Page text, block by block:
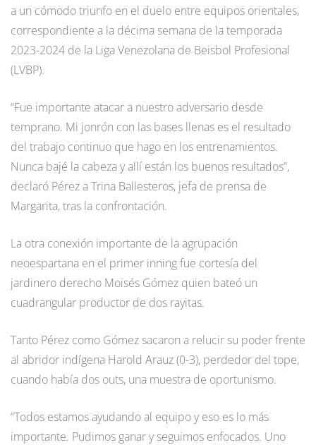
a un cómodo triunfo en el duelo entre equipos orientales,
correspondiente a la décima semana de la temporada
2023-2024 de la Liga Venezolana de Beisbol Profesional
(LVBP).
“Fue importante atacar a nuestro adversario desde
temprano. Mi jonrón con las bases llenas es el resultado
del trabajo continuo que hago en los entrenamientos.
Nunca bajé la cabeza y allí están los buenos resultados”,
declaró Pérez a Trina Ballesteros, jefa de prensa de
Margarita, tras la confrontación.
La otra conexión importante de la agrupación
neoespartana en el primer inning fue cortesía del
jardinero derecho Moisés Gómez quien bateó un
cuadrangular productor de dos rayitas.
Tanto Pérez como Gómez sacaron a relucir su poder frente
al abridor indígena Harold Arauz (0-3), perdedor del tope,
cuando había dos outs, una muestra de oportunismo.
“Todos estamos ayudando al equipo y eso es lo más
importante. Pudimos ganar y seguimos enfocados. Uno